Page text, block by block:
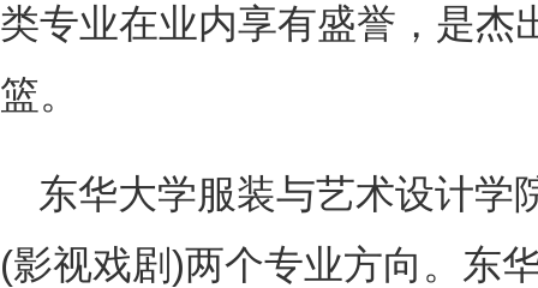
类专业在业内享有盛誉，是杰
篮。
东华大学服装与艺术设计学
(影视戏剧)两个专业方向。东